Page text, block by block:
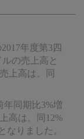
年度第3四
の売上高と
上高は、同
年同期比3%増
高は、同12%
なりました。